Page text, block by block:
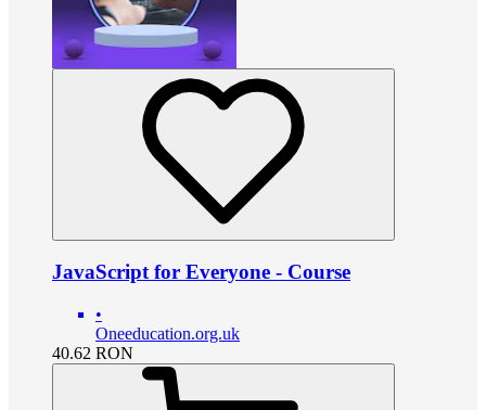
JavaScript for Everyone - Course
•
Oneeducation.org.uk
40.62 RON